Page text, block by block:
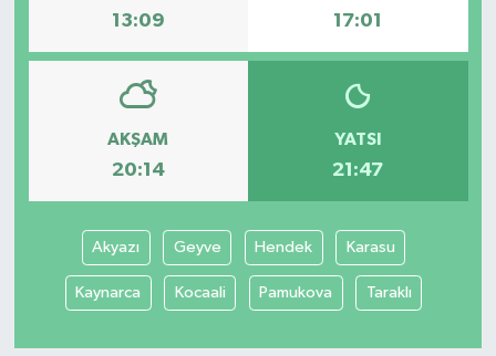
13:09 17:01
AKŞAM
20:14
YATSI
21:47
Akyazı Geyve Hendek Karasu
Kaynarca Kocaali Pamukova Taraklı